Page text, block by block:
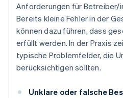
Anforderungen für Betreiber/
Bereits kleine Fehler in der
können dazu führen, dass
erfüllt werden. In der Praxis
typische Problemfelder, die
berücksichtigen sollten.
Unklare oder falsche